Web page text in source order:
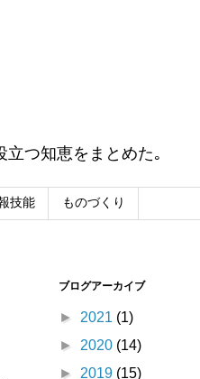
つ知恵をまとめた｡
技能 ものづくり
ブログアーカイブ
► 2021 (1)
► 2020 (14)
► 2019 (15)